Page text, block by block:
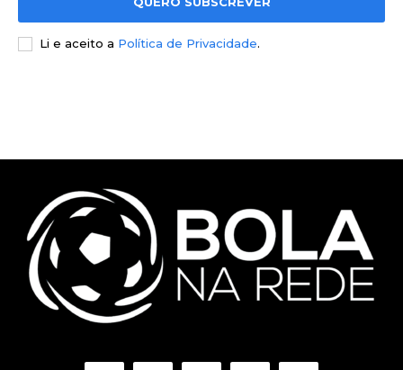
Li e aceito a Política de Privacidade.